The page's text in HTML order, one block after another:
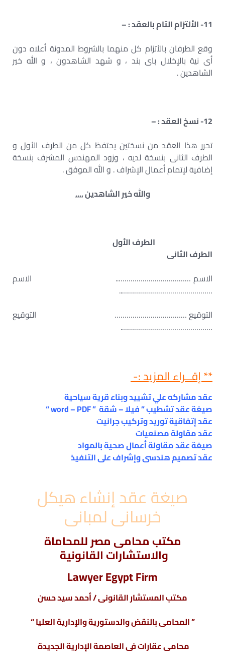
11- الألتزام التام بالعقد : –
وقع الطرفان بالأتزام كل منهما بالشروط المدونة أعلاه دون
أى نية بالإخلال باى بند ، و شهد الشاهدون ، و الله خير
الشاهدين .
12- نسخ العقد : –
تحرر هذا العقد من نسختين يحتفظ كل من الطرف الأول و
الطرف الثانى بنسخة لديه ، وزود المهندس المشرف بنسخة
إضافية لإتمام أعمال الإشراف . و الله الموفق .
والله خير الشاهدين ,,,,
الطرف الأول
الطرف الثانى
الاسم ……………………………….. الاسم
………………………………………..
التوقيع ……………………………… التوقيع
……………………………………….
** إقــراء المزيد :-
عقد مشاركه علي تشييد وبناء قرية سياحية
صيغة عقد تشطيب ” فيلا – شقة ” word – PDF “
عقد إتفاقية توريد وتركيب جرانيت
عقد مقاولة مصنعيات
صيغة عقد مقاولة أعمال صحية بالمواد
عقد تصميم هندسى وإشراف على التنفيذ
صيغة عقد إنشاء هيكل
خرسانى لمبانى
مكتب محامى مصر للمحاماة
والاستشارات القانونية
Lawyer Egypt Firm
مكتب المستشار القانونى / أحمد سيد حسن
” المحامى بالنقض والدستورية والإدارية العليا “
محامى عقارات فى العاصمة الإدارية الجديدة